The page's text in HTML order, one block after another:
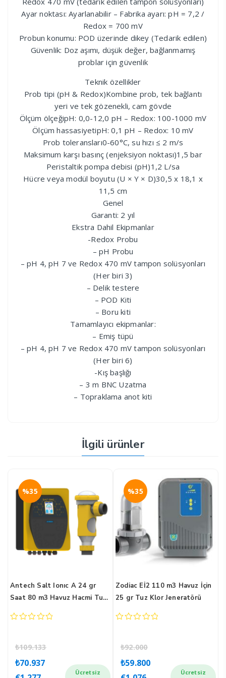
Ayar noktası: Ayarlanabilir – Fabrika ayarı: pH = 7,2 /
Redox = 700 mV
Probun konumu: POD üzerinde dikey (Tedarik edilen)
Güvenlik: Doz aşımı, düşük değer, bağlanmamış
problar için güvenlik
Teknik özellikler
Prob tipi (pH & Redox)Kombine prob, tek bağlantı
yeri ve tek gözenekli, cam gövde
Ölçüm ölçeğipH: 0,0-12,0 pH – Redox: 100-1000 mV
Ölçüm hassasiyetipH: 0,1 pH – Redox: 10 mV
Prob toleransları0-60°C, su hızı ≤ 2 m/s
Maksimum karşı basınç (enjeksiyon noktası)1,5 bar
Peristaltik pompa debisi (pH)1,2 L/sa
Hücre veya modül boyutu (U × Y × D)30,5 x 18,1 x
11,5 cm
Genel
Garanti: 2 yıl
Ekstra Dahil Ekipmanlar
-Redox Probu
– pH Probu
– pH 4, pH 7 ve Redox 470 mV tampon solüsyonları
(Her biri 3)
– Delik testere
– POD Kiti
– Boru kiti
Tamamlayıcı ekipmanlar:
– Emiş tüpü
– pH 4, pH 7 ve Redox 470 mV tampon solüsyonları
(Her biri 6)
-Kış başlığı
– 3 m BNC Uzatma
– Topraklama anot kiti
İlgili ürünler
Antech Salt Ionıc A 24 gr
Saat 80 m3 Havuz Hacmi Tuz
₺109.133
Orijinal
fiyat:
₺70.937Şu
andaki
%35
Ücretsiz
Zodiac Eİ2 110 m3 Havuz İçin
25 gr Tuz Klor Jeneratörü
₺92.000
Orijinal
fiyat:
₺59.800Şu
andaki
%35
Ücretsiz